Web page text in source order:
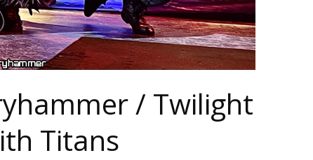
/ Twilight
Titans